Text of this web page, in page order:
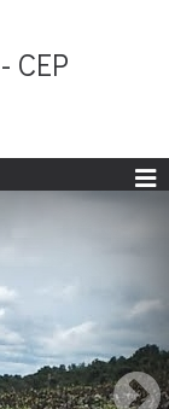
CEP